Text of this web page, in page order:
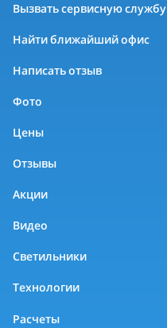
Вызвать сервисную службу
Найти ближайший офис
Написать отзыв
Фото
Цены
Отзывы
Акции
Видео
Светильники
Технологии
Расчеты